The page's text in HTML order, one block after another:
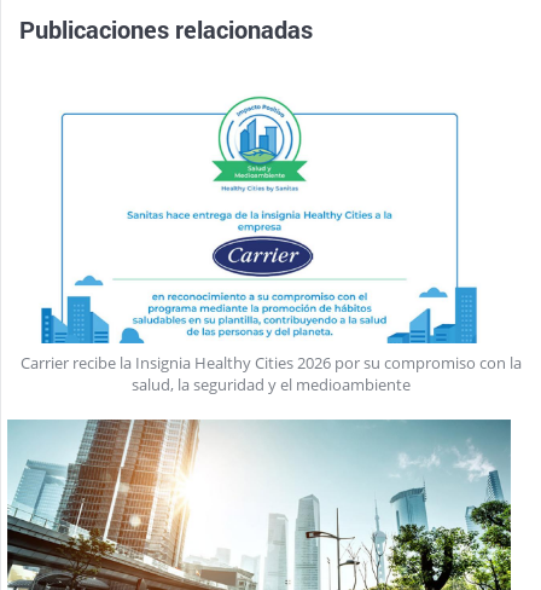
Publicaciones relacionadas
Carrier recibe la Insignia Healthy Cities 2026 por su compromiso con la
salud, la seguridad y el medioambiente